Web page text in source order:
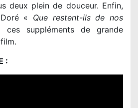
deux plein de douceur. Enfin,
« Que restent-ils de nos
suppléments de grande
: